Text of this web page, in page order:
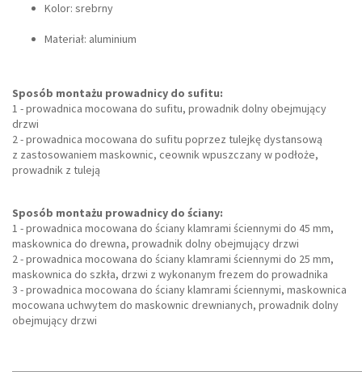
Kolor: srebrny
Materiał: aluminium
Sposób montażu prowadnicy do sufitu:
1 - prowadnica mocowana do sufitu, prowadnik dolny obejmujący
drzwi
2 - prowadnica mocowana do sufitu poprzez tulejkę dystansową
z zastosowaniem maskownic, ceownik wpuszczany w podłoże,
prowadnik z tuleją
Sposób montażu prowadnicy do ściany:
1 - prowadnica mocowana do ściany klamrami ściennymi do 45 mm,
maskownica do drewna, prowadnik dolny obejmujący drzwi
2 - prowadnica mocowana do ściany klamrami ściennymi do 25 mm,
maskownica do szkła, drzwi z wykonanym frezem do prowadnika
3 - prowadnica mocowana do ściany klamrami ściennymi, maskownica
mocowana uchwytem do maskownic drewnianych, prowadnik dolny
obejmujący drzwi